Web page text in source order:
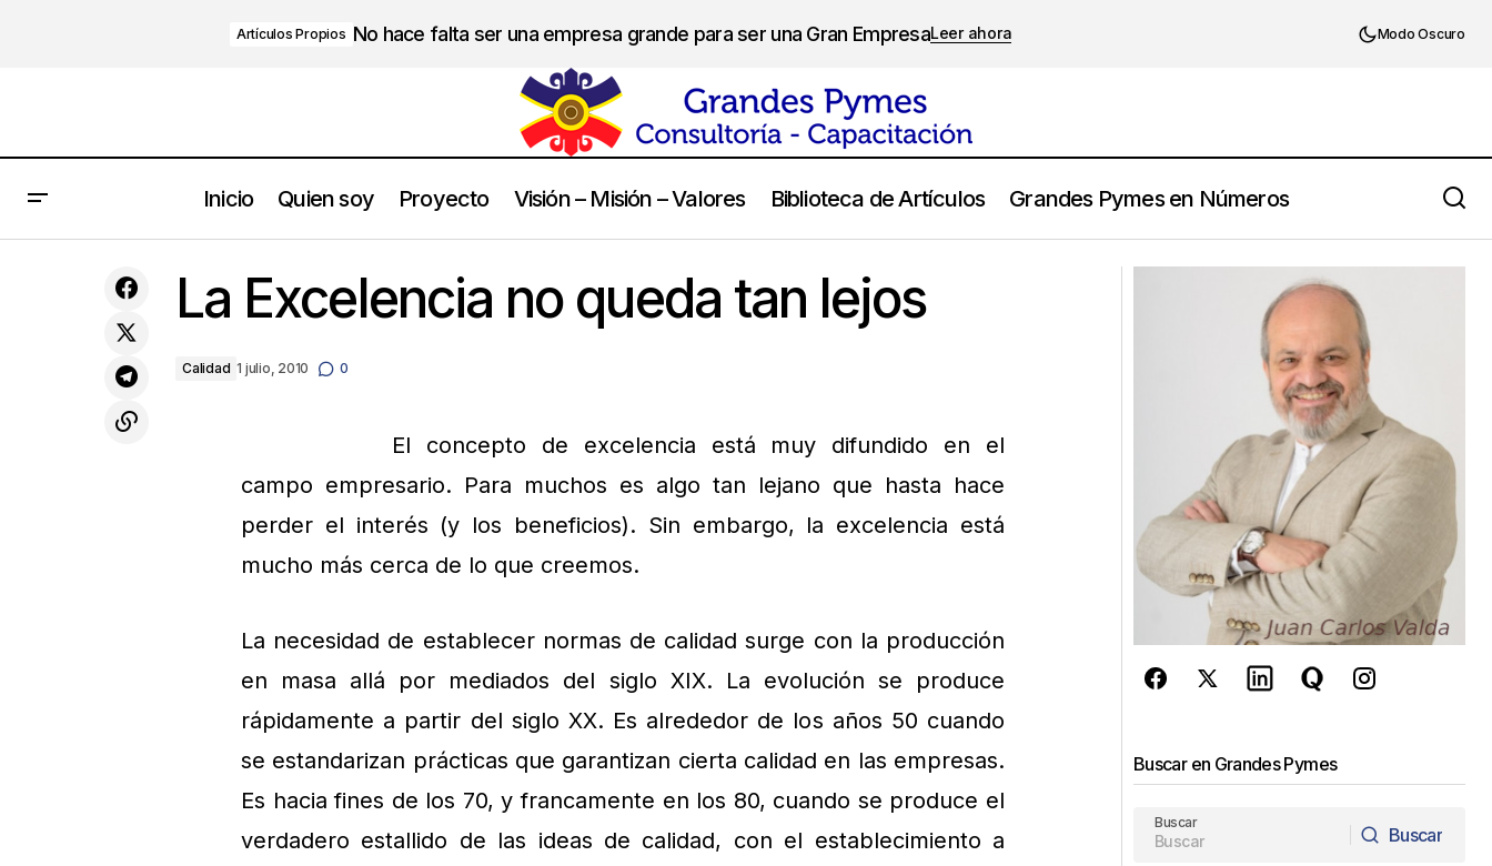
Artículos Propios No hace falta ser una empresa grande para ser una Gran EmpresaLeer ahora Modo Oscuro
Inicio Quien soy Proyecto Visión – Misión – Valores Biblioteca de Artículos Grandes Pymes en Números
Alexander Graham BELL La Excelencia no queda tan lejos
Honduras ya tiene personal capacitado
en la sucesión de empresas familiares
La Excelencia no queda tan lejos
Calidad 1 julio, 2010 0
El concepto de excelencia está muy difundido en el
campo empresario. Para muchos es algo tan lejano que hasta hace
perder el interés (y los beneficios). Sin embargo, la excelencia está
mucho más cerca de lo que creemos.
La necesidad de establecer normas de calidad surge con la producción
en masa allá por mediados del siglo XIX. La evolución se produce
rápidamente a partir del siglo XX. Es alrededor de los años 50 cuando
se estandarizan prácticas que garantizan cierta calidad en las empresas.
Es hacia fines de los 70, y francamente en los 80, cuando se produce el
verdadero estallido de las ideas de calidad, con el establecimiento a
Buscar en Grandes Pymes
Buscar
Buscar